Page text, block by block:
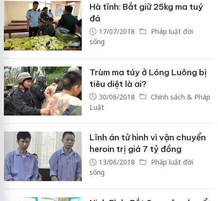
Hà tĩnh: Bắt giữ 25kg ma tuý
đá
17/07/2018
Pháp luật đời
sống
Trùm ma túy ở Lóng Luông bị
tiêu diệt là ai?
30/06/2018
Chính sách & Pháp
Luật
Lĩnh án tử hình vì vận chuyển
heroin trị giá 7 tỷ đồng
13/06/2018
Pháp luật đời
sống